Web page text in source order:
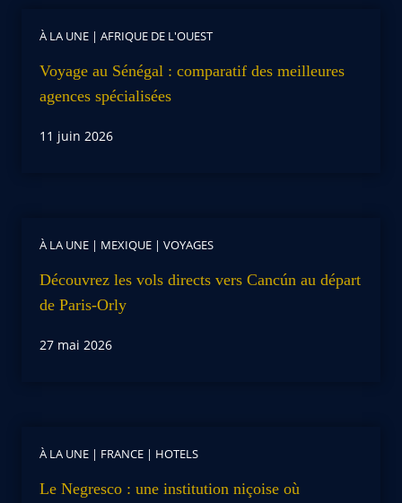
À LA UNE | AFRIQUE DE L'OUEST
Voyage au Sénégal : comparatif des meilleures
agences spécialisées
11 juin 2026
À LA UNE | MEXIQUE | VOYAGES
Découvrez les vols directs vers Cancún au départ
de Paris-Orly
27 mai 2026
À LA UNE | FRANCE | HOTELS
Le Negresco : une institution niçoise où